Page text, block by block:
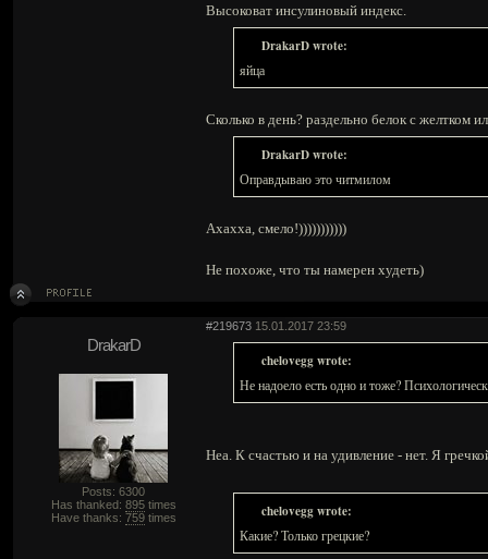
Высоковат инсулиновый индекс.
DrakarD wrote:
яйца
Сколько в день? раздельно белок с желтком
DrakarD wrote:
Оправдываю это читмилом
Ахахха, смело!)))))))))))
Не похоже, что ты намерен худеть)
#219673 15.01.2017 23:59
DrakarD
Posts: 6300
Has thanked: 895times
Have thanks: 759times
chelovegg wrote:
Не надоело есть одно и тоже?
Неа. К счастью и на удивление - нет. Я
chelovegg wrote:
Какие? Только грецкие?